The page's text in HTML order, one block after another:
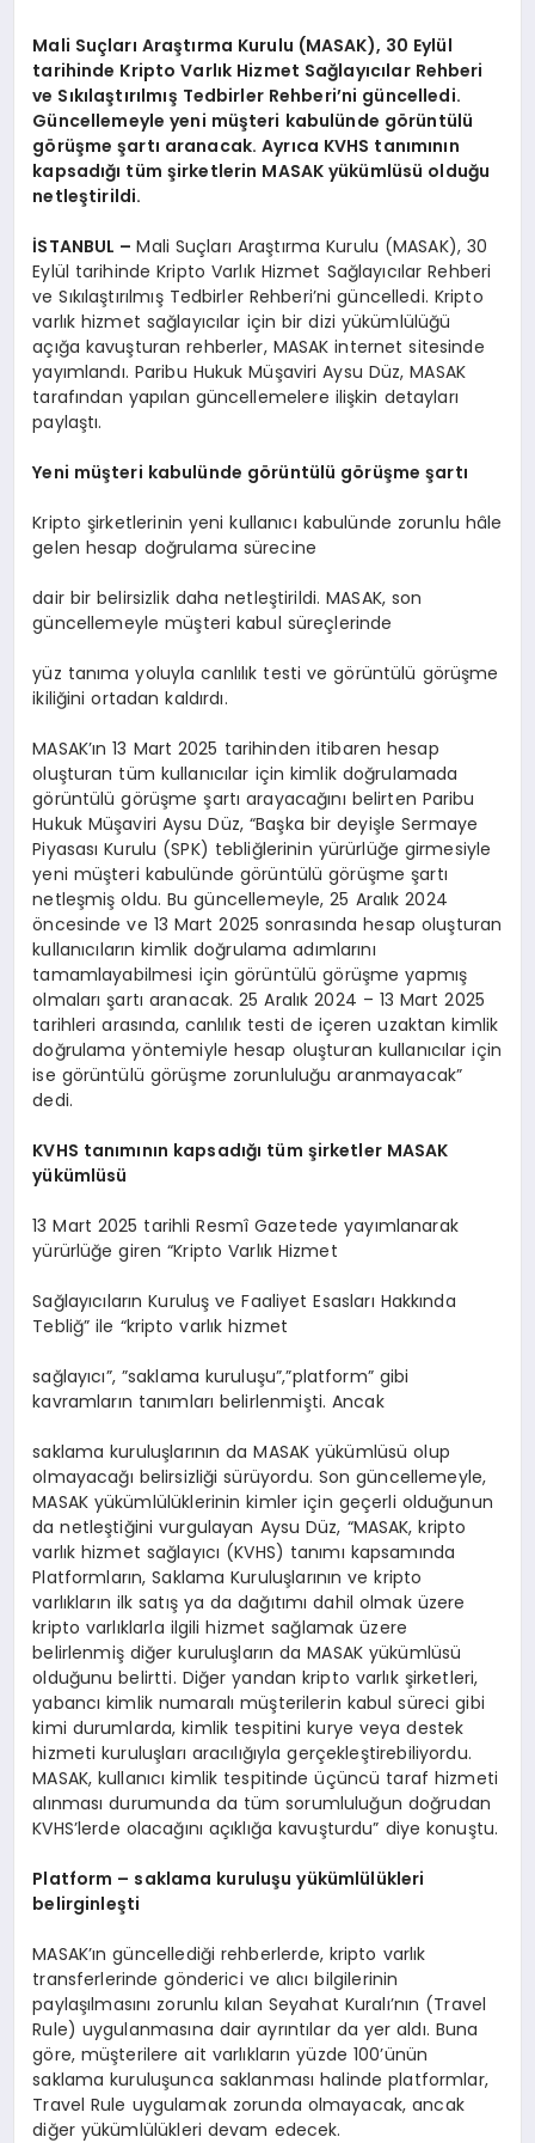
Mali Suçları Araştırma Kurulu (MASAK), 30 Eylül
tarihinde Kripto Varlık Hizmet Sağlayıcılar Rehberi
ve Sıkılaştırılmış Tedbirler Rehberi’ni güncelledi.
Güncellemeyle yeni müşteri kabulünde görüntülü
görüşme şartı aranacak. Ayrıca KVHS tanımının
kapsadığı tüm şirketlerin MASAK yükümlüsü olduğu
netleştirildi.
İSTANBUL –Mali Suçları Araştırma Kurulu (MASAK), 30
Eylül tarihinde Kripto Varlık Hizmet Sağlayıcılar Rehberi
ve Sıkılaştırılmış Tedbirler Rehberi’ni güncelledi. Kripto
varlık hizmet sağlayıcılar için bir dizi yükümlülüğü
açığa kavuşturan rehberler, MASAK internet sitesinde
yayımlandı. Paribu Hukuk Müşaviri Aysu Düz, MASAK
tarafından yapılan güncellemelere ilişkin detayları
paylaştı.
Yeni müşteri kabulünde görüntülü görüşme şartı
Kripto şirketlerinin yeni kullanıcı kabulünde zorunlu hâle
gelen hesap doğrulama sürecine
dair bir belirsizlik daha netleştirildi. MASAK, son
güncellemeyle müşteri kabul süreçlerinde
yüz tanıma yoluyla canlılık testi ve görüntülü görüşme
ikiliğini ortadan kaldırdı.
MASAK’ın 13 Mart 2025 tarihinden itibaren hesap
oluşturan tüm kullanıcılar için kimlik doğrulamada
görüntülü görüşme şartı arayacağını belirten Paribu
Hukuk Müşaviri Aysu Düz, “Başka bir deyişle Sermaye
Piyasası Kurulu (SPK) tebliğlerinin yürürlüğe girmesiyle
yeni müşteri kabulünde görüntülü görüşme şartı
netleşmiş oldu. Bu güncellemeyle, 25 Aralık 2024
öncesinde ve 13 Mart 2025 sonrasında hesap oluşturan
kullanıcıların kimlik doğrulama adımlarını
tamamlayabilmesi için görüntülü görüşme yapmış
olmaları şartı aranacak. 25 Aralık 2024 – 13 Mart 2025
tarihleri arasında, canlılık testi de içeren uzaktan kimlik
doğrulama yöntemiyle hesap oluşturan kullanıcılar için
ise görüntülü görüşme zorunluluğu aranmayacak”
dedi.
KVHS tanımının kapsadığı tüm şirketler MASAK
yükümlüsü
13 Mart 2025 tarihli Resmî Gazetede yayımlanarak
yürürlüğe giren “Kripto Varlık Hizmet
Sağlayıcıların Kuruluş ve Faaliyet Esasları Hakkında
Tebliğ” ile “kripto varlık hizmet
sağlayıcı”, ”saklama kuruluşu”,”platform” gibi
kavramların tanımları belirlenmişti. Ancak
saklama kuruluşlarının da MASAK yükümlüsü olup
olmayacağı belirsizliği sürüyordu. Son güncellemeyle,
MASAK yükümlülüklerinin kimler için geçerli olduğunun
da netleştiğini vurgulayan Aysu Düz, “MASAK, kripto
varlık hizmet sağlayıcı (KVHS) tanımı kapsamında
Platformların, Saklama Kuruluşlarının ve kripto
varlıkların ilk satış ya da dağıtımı dahil olmak üzere
kripto varlıklarla ilgili hizmet sağlamak üzere
belirlenmiş diğer kuruluşların da MASAK yükümlüsü
olduğunu belirtti. Diğer yandan kripto varlık şirketleri,
yabancı kimlik numaralı müşterilerin kabul süreci gibi
kimi durumlarda, kimlik tespitini kurye veya destek
hizmeti kuruluşları aracılığıyla gerçekleştirebiliyordu.
MASAK, kullanıcı kimlik tespitinde üçüncü taraf hizmeti
alınması durumunda da tüm sorumluluğun doğrudan
KVHS’lerde olacağını açıklığa kavuşturdu” diye konuştu.
Platform – saklama kuruluşu yükümlülükleri
belirginleşti
MASAK’ın güncellediği rehberlerde, kripto varlık
transferlerinde gönderici ve alıcı bilgilerinin
paylaşılmasını zorunlu kılan Seyahat Kuralı’nın (Travel
Rule) uygulanmasına dair ayrıntılar da yer aldı. Buna
göre, müşterilere ait varlıkların yüzde 100’ünün
saklama kuruluşunca saklanması halinde platformlar,
Travel Rule uygulamak zorunda olmayacak, ancak
diğer yükümlülükleri devam edecek.